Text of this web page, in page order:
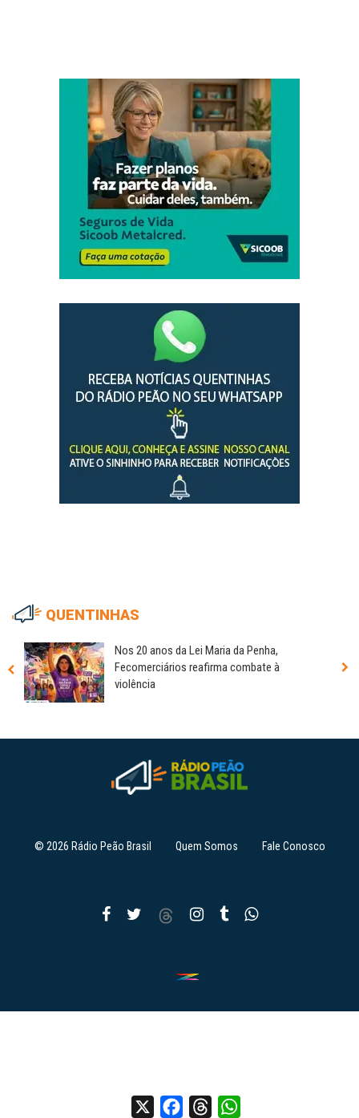
QUENTINHAS
Nos 20 anos da Lei Maria da Penha,
Fecomerciários reafirma combate à
violência
© 2026 Rádio Peão Brasil Quem Somos Fale Conosco
X FacebookThreadsWhatsApp